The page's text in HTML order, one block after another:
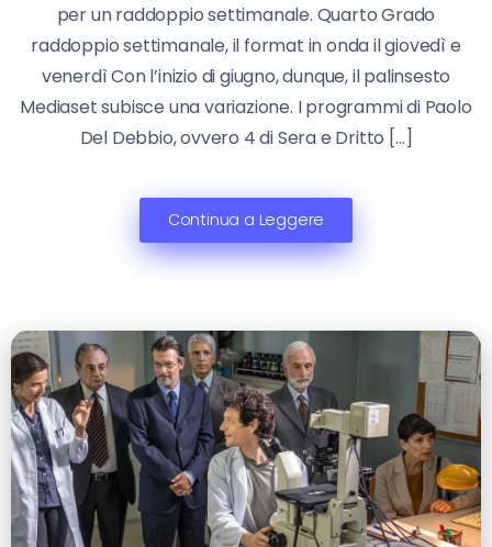
per un raddoppio settimanale. Quarto Grado
raddoppio settimanale, il format in onda il giovedì e
venerdì Con l’inizio di giugno, dunque, il palinsesto
Mediaset subisce una variazione. I programmi di Paolo
Del Debbio, ovvero 4 di Sera e Dritto […]
Continua a Leggere